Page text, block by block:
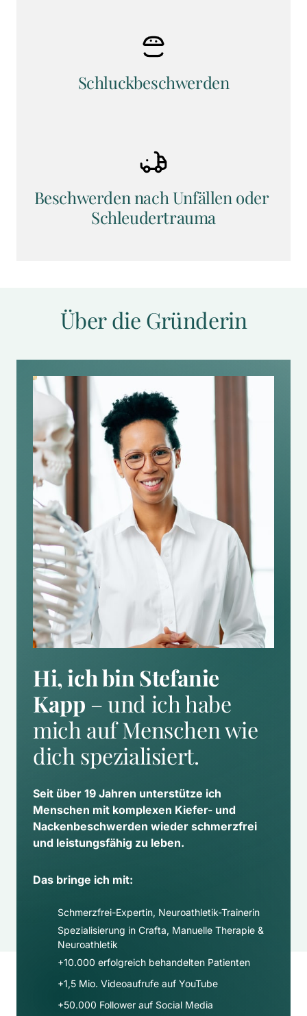
Schluckbeschwerden
Beschwerden nach Unfällen oder
Schleudertrauma
Über die Gründerin
Hi, ich bin Stefanie
Kapp – und ich habe
mich auf Menschen wie
dich spezialisiert.
Seit über 19 Jahren unterstütze ich
Menschen mit komplexen Kiefer- und
Nackenbeschwerden wieder schmerzfrei
und leistungsfähig zu leben.
Das bringe ich mit:
Schmerzfrei-Expertin, Neuroathletik-Trainerin
Spezialisierung in Crafta, Manuelle Therapie &
Neuroathletik
+10.000 erfolgreich behandelten Patienten
+1,5 Mio. Videoaufrufe auf YouTube
+50.000 Follower auf Social Media​